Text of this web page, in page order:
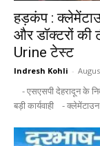
हड़कंप :
और डॉक्टरों की
Urine टेस्ट
Indresh Kohli -
- एसएसपी देहरादून के
बड़ी कार्यवाही -